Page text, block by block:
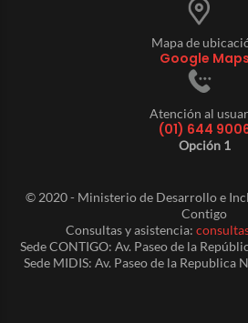
Mapa de
Google Maps
Atención al
(01) 644
Opción 1
© 2020 - Ministerio de Desarrollo e
Contigo
Consultas y asistencia:
Sede CONTIGO: Av. Paseo de la
Sede MIDIS: Av. Paseo de la Republica